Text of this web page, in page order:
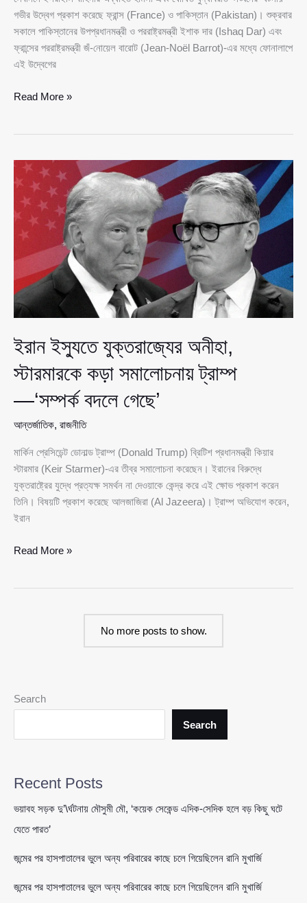
গভীর উদ্বেগ প্রকাশ করেছে ফ্রান্স (France) ও পাকিস্তান (Pakistan)। শুক্রবার
সকালে পাকিস্তানের উপপ্রধানমন্ত্রী ও পররাষ্ট্রমন্ত্রী ইশাক দার (Ishaq Dar) এবং
ফ্রান্সের পররাষ্ট্রমন্ত্রী জঁ-নোয়েল বারোট (Jean-Noël Barrot)-এর মধ্যে ফোনালাপে
এই উদ্বেগের
লেবাননে
যুদ্ধবিরতি
বাস্তবায়নে
ফ্রান্স-
পাকিস্তানের
জোর
Read More »
ইরান ইস্যুতে যুক্তরাজ্যের অনীহা,
স্টারমারকে কড়া সমালোচনায় ট্রাম্প
—‘সম্পর্ক বদলে গেছে’
আন্তর্জাতিক, রাজনীতি
মার্কিন প্রেসিডেন্ট ডোনাল্ড ট্রাম্প (Donald Trump) ব্রিটিশ প্রধানমন্ত্রী কিয়ার
স্টারমার (Keir Starmer)-এর তীব্র সমালোচনা করেছেন। ইরানের বিরুদ্ধে
যুক্তরাষ্ট্রের যুদ্ধে প্রত্যক্ষ সমর্থন না দেওয়াকে কেন্দ্র করে এই ক্ষোভ প্রকাশ করেন
তিনি। বিষয়টি প্রকাশ করেছে আলজাজিরা (Al Jazeera)। ট্রাম্প অভিযোগ করেন,
ইরান
ইরান
বদলে
Read More »
No more posts to show.
Search
Search
Recent Posts
ভয়াবহ সড়ক দু’\র্ঘটনায় মৌসুমী মৌ, ‘কয়েক সেকেন্ড এদিক-সেদিক হলে বড় কিছু ঘটে
যেতে পারত’
জন্মের পর হাসপাতালের ভুলে অন্য পরিবারের কাছে চলে গিয়েছিলেন রানি মুখার্জি
জন্মের পর হাসপাতালের ভুলে অন্য পরিবারের কাছে চলে গিয়েছিলেন রানি মুখার্জি